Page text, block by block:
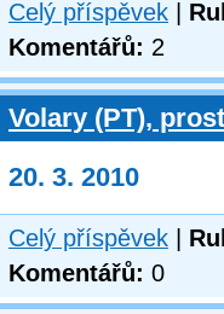
Celý příspěvek
Komentářů: 2
Volary (PT),
20. 3. 2010
Celý příspěvek
Komentářů: 0